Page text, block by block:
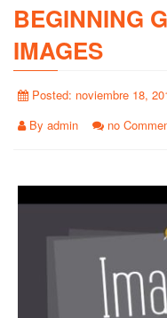
BEGINNING
IMAGES
Posted: noviembre 18,
By admin no